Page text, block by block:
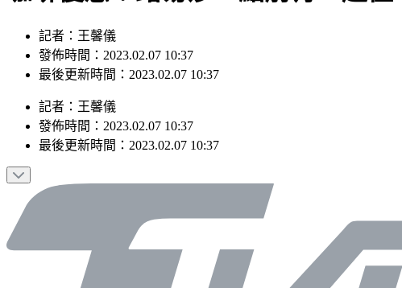
記者：王馨儀
發佈時間：2023.02.07 10:37
最後更新時間：2023.02.07 10:37
記者 ： 王馨儀
發佈時間： 2023.02.07 10:37
最後更新時間： 2023.02.07 10:37